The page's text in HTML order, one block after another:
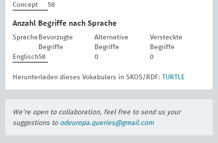
Concept
58
Anzahl Begriffe nach Sprache
Sprache Bevorzugte
Begriffe
Alternative
Begriffe
Versteckte
Begriffe
Englisch58 0 0
Herunterladen dieses Vokabulars in SKOS/RDF: TURTLE
We're open to collaboration, feel free to send us your
suggestions to odeuropa.queries@gmail.com